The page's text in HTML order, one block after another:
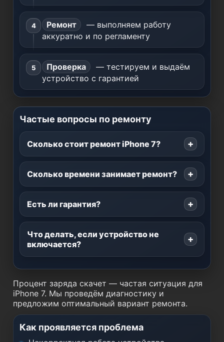
Ремонт
— выполняем работу
аккуратно и по регламенту
Проверка
— тестируем и выдаём
устройство с гарантией
Частые вопросы по ремонту
Сколько стоит ремонт iPhone 7?
Сколько времени занимает ремонт?
Есть ли гарантия?
Что делать, если устройство не
включается?
Процент заряда скачет — частая ситуация для
iPhone 7. Мы проведём диагностику и
предложим оптимальный вариант ремонта.
Как проявляется проблема